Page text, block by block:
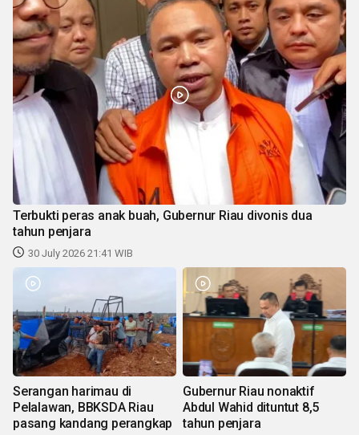
Terbukti peras anak buah, Gubernur Riau divonis dua
tahun penjara
30 July 2026 21:41 WIB
Serangan harimau di
Pelalawan, BBKSDA Riau
pasang kandang perangkap
Gubernur Riau nonaktif
Abdul Wahid dituntut 8,5
tahun penjara